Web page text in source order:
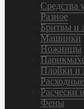
Средства
Разное
Бритвы и
Машинки
Ножницы
Плойки и
Расчески
Фены